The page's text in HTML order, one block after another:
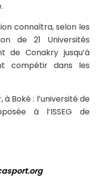
connaîtra, selon les
de 21 Universités
de Conakry jusqu’à
compétir dans les
Boké : l’université de
à l’ISSEG de